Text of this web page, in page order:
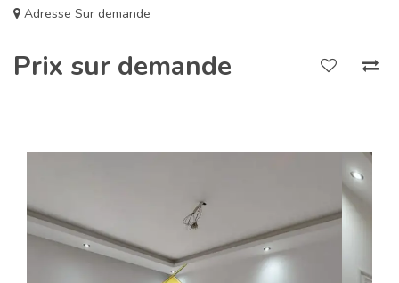
Adresse Sur demande
Prix sur demande